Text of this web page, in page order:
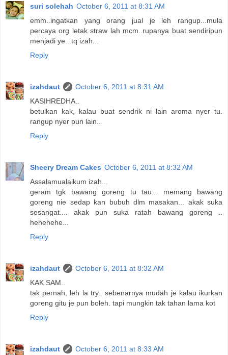
suri solehah October 6, 2011 at 8:31 AM
emm..ingatkan yang orang jual je leh rangup...mula
percaya org letak straw lah mcm..rupanya buat sendiripun
menjadi ye...tq izah...
Reply
izahdaut
October 6, 2011 at 8:31 AM
KASIHREDHA..
betulkan kak, kalau buat sendrik ni lain aroma nyer tu.
rangup nyer pun lain..
Reply
Sheery Dream Cakes October 6, 2011 at 8:32 AM
Assalamualaikum izah...
geram tgk bawang goreng tu tau... memang bawang
goreng nie sedap kan bubuh dlm masakan... akak suka
sesangat.... akak pun suka ratah bawang goreng ..
hehehehe...
Reply
izahdaut
October 6, 2011 at 8:32 AM
KAK SAM..
tak pernah, leh la try.. sebenarnya mudah je kalau ikurkan
goreng gitu je pun boleh. tapi mungkin tak tahan lama kot
Reply
izahdaut October 6, 2011 at 8:33 AM